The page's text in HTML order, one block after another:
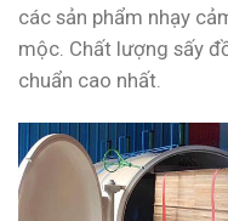
các sản phẩm nhạy
mộc. Chất lượng sấy
chuẩn cao nhất.